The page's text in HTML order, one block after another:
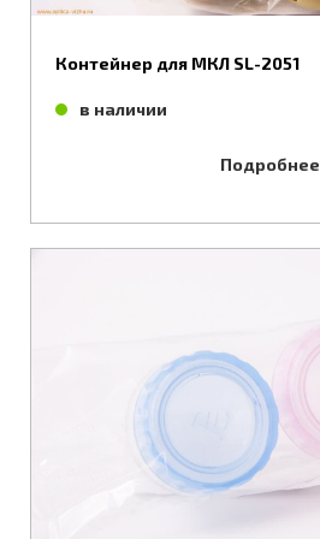
Контейнер для МКЛ SL-2051
в наличии
Подробнее